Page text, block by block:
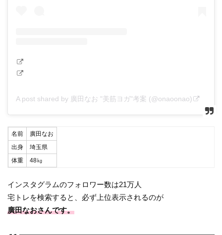
A post shared by 廣田なお "美筋ヨガ"考案 (@onaoonao)
名前
廣田なお
出身
埼玉県
体重
48㎏
インスタグラムのフォロワー数は21万人
宅トレを検索すると、必ず上位表示されるのが
廣田なおさんです。